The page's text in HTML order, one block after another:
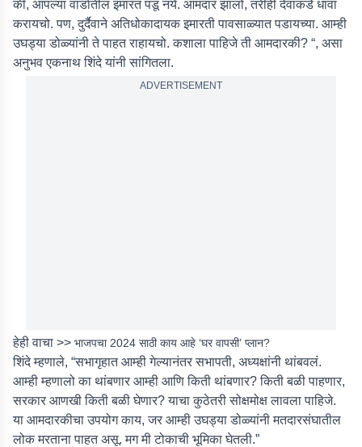
की, आपल्या वार्डातील इमारत पडू नये. आमदार झालो, तरीही देवाकडे धावा
करायचो. पण, दुर्दैवाने अतिधोकादायक इमारती पावसाळ्यात पडायच्या. आम्ही
उघड्या डोळ्यांनी ते पाहत राहायचो. कशाला पाहिजे ती आमदारकी? “, असा
अनुभव एकनाथ शिंदे यांनी सांगितला.
ADVERTISEMENT
हेही वाचा >> भाजपचा 2024 साठी काय आहे ‘घर वापसी’ प्लान?
शिंदे म्हणाले, “सभागृहात आम्ही गेल्यानंतर सभापती, अध्यक्षांनी थांबवलं.
आम्ही म्हणालो का थांबणार आम्ही आणि किती थांबणार? किती बळी पाहणार,
सरकार आणखी किती बळी घेणार? याचा कुठेतरी सोक्षमोक्ष लावला पाहिजे.
या आमदारकीचा उपयोग काय, जर आम्ही उघड्या डोळ्यांनी मतदारसंघातील
लोक मरताना पाहत असू. मग मी टोकाची भूमिका घेतली.”